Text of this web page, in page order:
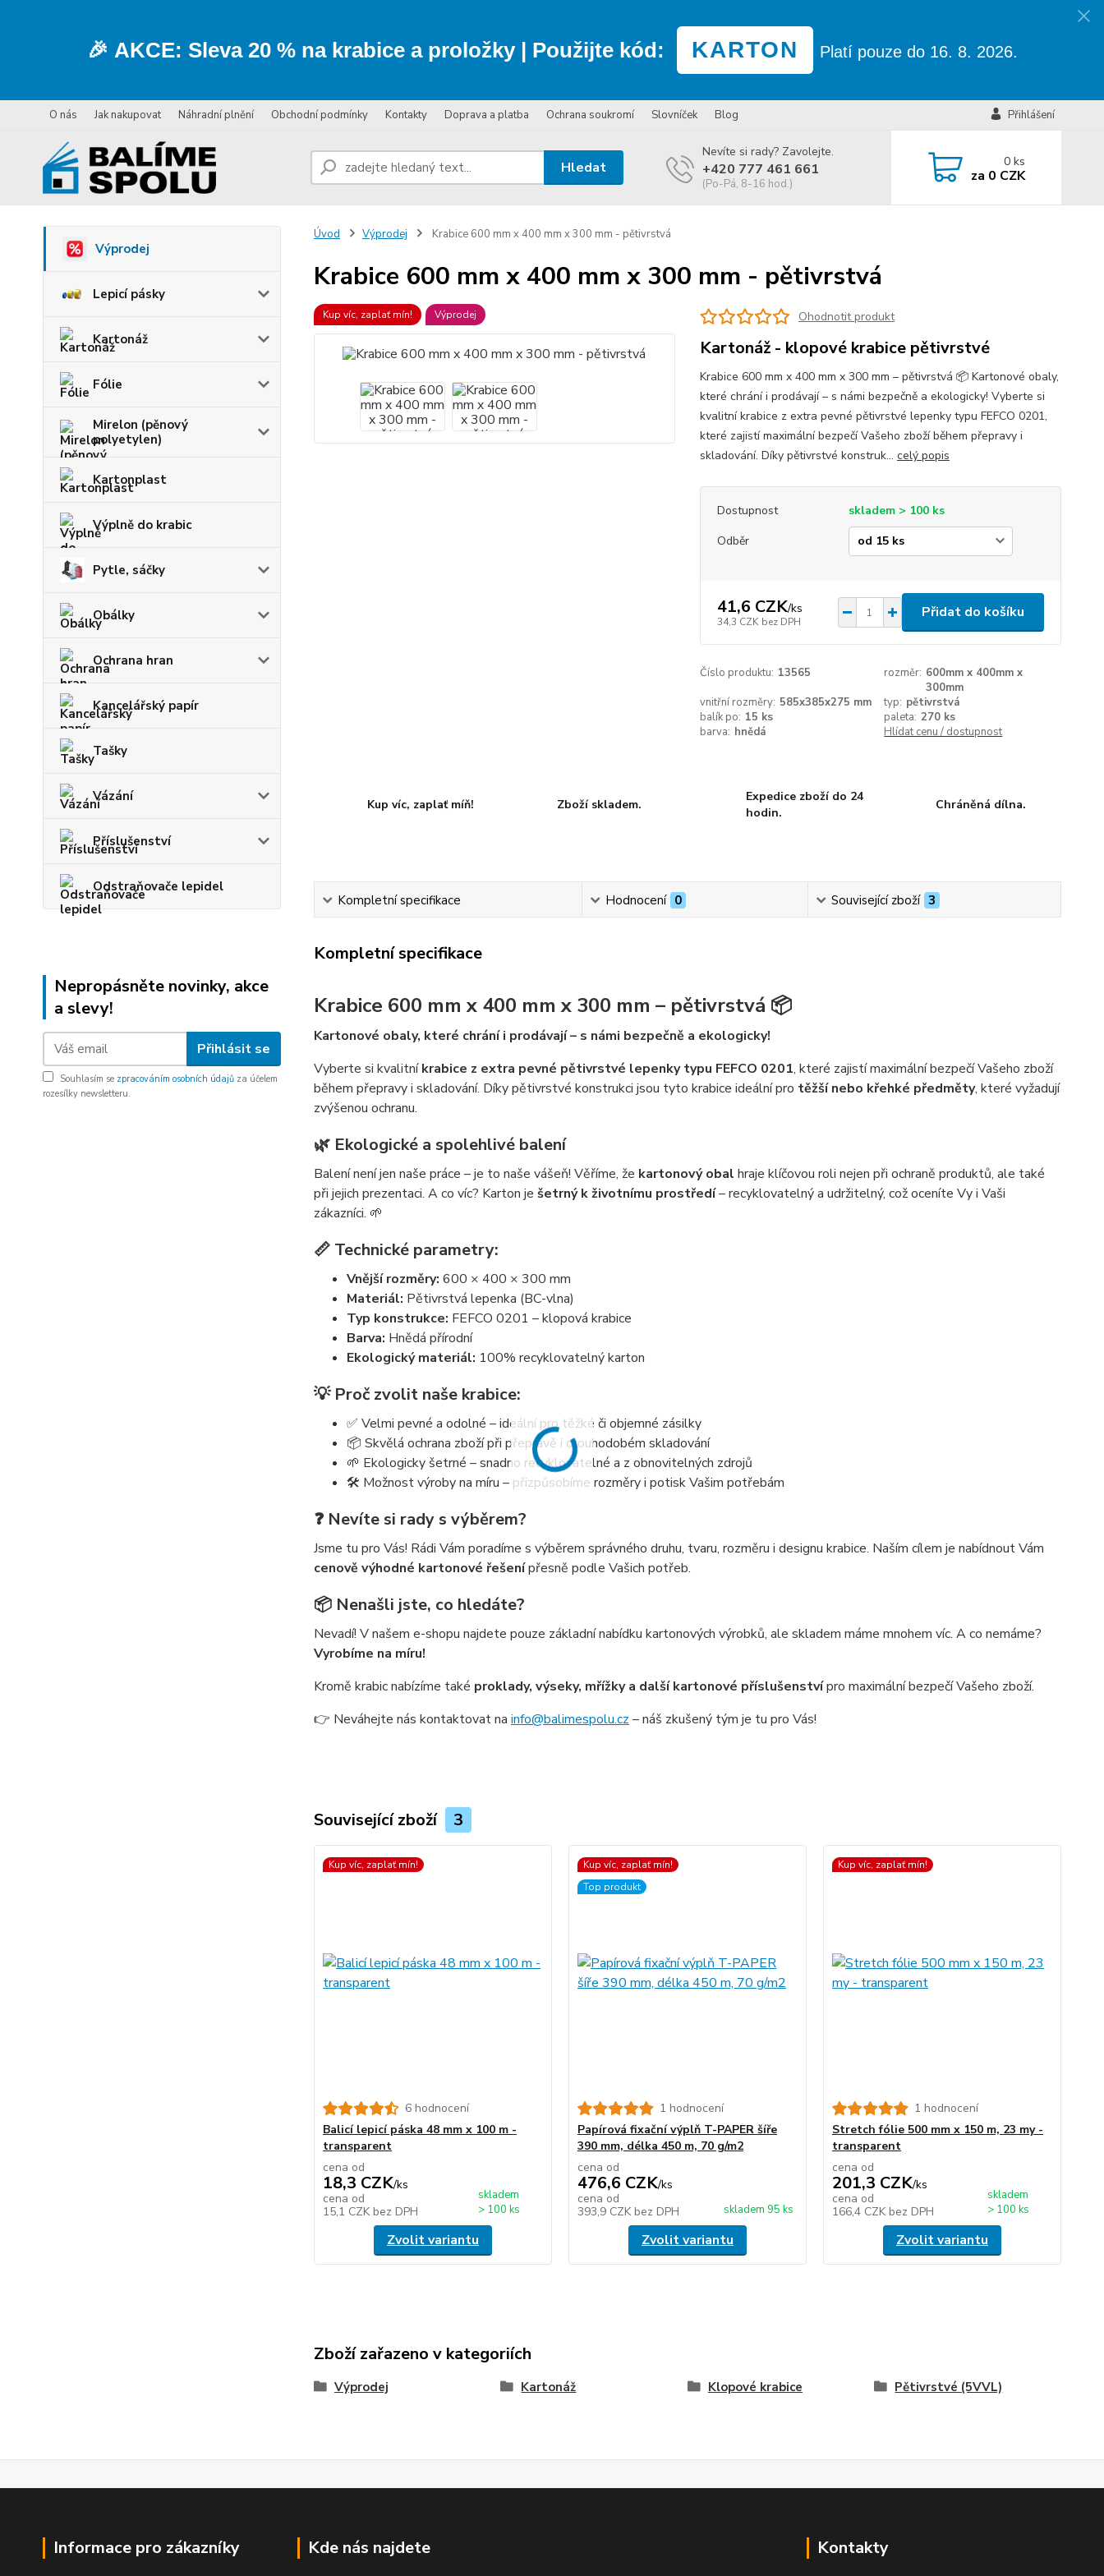
🎉 AKCE: Sleva 20 % na krabice a proložky| Použijte kód: KARTON Platí pouze do 16. 8. 2026.
O nás Jak nakupovat Náhradní plnění Obchodní podmínky Kontakty Doprava a platba Ochrana soukromí Slovníček Blog Přihlášení
Hledat
Nevíte si rady? Zavolejte.
+420 777 461 661
(Po-Pá, 8-16 hod.)
0 ks
za 0 CZK
Výprodej
Lepicí pásky
Kartonáž
Fólie
Mirelon (pěnový
polyetylen)
Kartonplast
Výplně do krabic
Pytle, sáčky
Obálky
Ochrana hran
Kancelářský papír
Tašky
Vázání
Příslušenství
Odstraňovače lepidel
Nepropásněte novinky, akce
a slevy!
Přihlásit se
Souhlasím se zpracováním osobních údajů za účelem
rozesílky newsletteru.
Úvod Výprodej Krabice 600 mm x 400 mm x 300 mm - pětivrstvá
Krabice 600 mm x 400 mm x 300 mm - pětivrstvá
Kup víc, zaplať mín! Výprodej Ohodnotit produkt
Kartonáž - klopové krabice pětivrstvé
Krabice 600 mm x 400 mm x 300 mm – pětivrstvá 📦 Kartonové obaly,
které chrání i prodávají – s námi bezpečně a ekologicky! Vyberte si
kvalitní krabice z extra pevné pětivrstvé lepenky typu FEFCO 0201,
které zajistí maximální bezpečí Vašeho zboží během přepravy i
skladování. Díky pětivrstvé konstruk... celý popis
Dostupnost
skladem > 100 ks
Odběr
41,6 CZK/ks
34,3 CZK bez DPH
Přidat do košíku
Číslo produktu: 13565 rozměr: 600mm x 400mm x
300mm
vnitřní rozměry: 585x385x275 mm typ: pětivrstvá
balík po: 15 ks paleta: 270 ks
barva: hnědá Hlídat cenu / dostupnost
Kup víc, zaplať míň! Zboží skladem.
Expedice zboží do 24
hodin.
Chráněná dílna.
Kompletní specifikace Hodnocení 0 Související zboží 3
Kompletní specifikace
Krabice 600 mm x 400 mm x 300 mm – pětivrstvá 📦
Kartonové obaly, které chrání i prodávají – s námi bezpečně a ekologicky!
Vyberte si kvalitníkrabice z extra pevné pětivrstvé lepenky typu FEFCO 0201, které zajistí maximální bezpečí Vašeho zboží
během přepravy i skladování. Díky pětivrstvé konstrukci jsou tyto krabice ideální pro těžší nebo křehké předměty, které vyžadují
zvýšenou ochranu.
🌿 Ekologické a spolehlivé balení
Balení není jen naše práce – je to naše vášeň! Věříme, že kartonový obal hraje klíčovou roli nejen při ochraně produktů, ale také
při jejich prezentaci. A co víc? Karton je šetrný k životnímu prostředí– recyklovatelný a udržitelný, což oceníte Vy i Vaši
zákazníci. 🌱
📏 Technické parametry:
Vnější rozměry: 600 × 400 × 300 mm
Materiál: Pětivrstvá lepenka (BC-vlna)
Typ konstrukce: FEFCO 0201 – klopová krabice
Barva: Hnědá přírodní
Ekologický materiál: 100% recyklovatelný karton
💡 Proč zvolit naše krabice:
✅ Velmi pevné a odolné – ideální pro těžké či objemné zásilky
📦 Skvělá ochrana zboží při přepravě i dlouhodobém skladování
🌱 Ekologicky šetrné – snadno recyklovatelné a z obnovitelných zdrojů
🛠️ Možnost výroby na míru – přizpůsobíme rozměry i potisk Vašim potřebám
❓ Nevíte si rady s výběrem?
Jsme tu pro Vás! Rádi Vám poradíme s výběrem správného druhu, tvaru, rozměru i designu krabice. Naším cílem je nabídnout Vám
cenově výhodné kartonové řešenípřesně podle Vašich potřeb.
📦 Nenašli jste, co hledáte?
Nevadí! V našem e-shopu najdete pouze základní nabídku kartonových výrobků, ale skladem máme mnohem víc. A co nemáme?
Vyrobíme na míru!
Kromě krabic nabízíme také proklady, výseky, mřížky a další kartonové příslušenstvípro maximální bezpečí Vašeho zboží.
👉 Neváhejte nás kontaktovat na info@balimespolu.cz – náš zkušený tým je tu pro Vás!
Související zboží 3
Kup víc, zaplať mín!
6 hodnocení
Balicí lepicí páska 48 mm x 100 m -
transparent
cena od
18,3 CZK/ks
cena od
15,1 CZK bez DPH
skladem
> 100 ks
Zvolit variantu
Kup víc, zaplať mín!
Top produkt
1 hodnocení
Papírová fixační výplň T-PAPER šíře
390 mm, délka 450 m, 70 g/m2
cena od
476,6 CZK/ks
cena od
393,9 CZK bez DPH skladem 95 ks
Zvolit variantu
Kup víc, zaplať mín!
1 hodnocení
Stretch fólie 500 mm x 150 m, 23 my -
transparent
cena od
201,3 CZK/ks
cena od
166,4 CZK bez DPH
skladem
> 100 ks
Zvolit variantu
Zboží zařazeno v kategoriích
Výprodej Kartonáž Klopové krabice Pětivrstvé (5VVL)
Informace pro zákazníky Kde nás najdete Kontakty